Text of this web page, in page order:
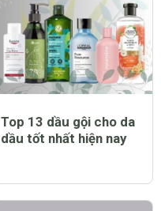
Top 13 dầu gội cho da
dầu tốt nhất hiện nay